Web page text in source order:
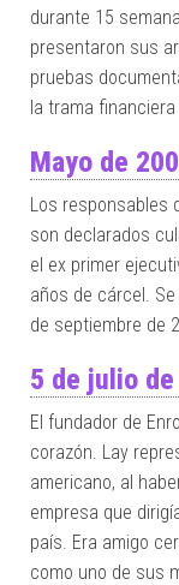
durante 15
presentaron sus
pruebas
la trama
Mayo de
Los responsables
son declarados
el ex primer
años de cárcel.
de septiembre de
5 de julio
El fundador de
corazón. Lay
americano, al
empresa que
país. Era amigo
como uno de sus